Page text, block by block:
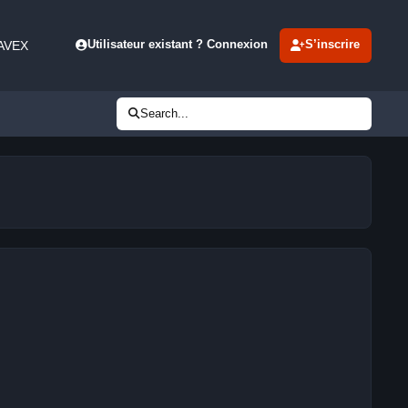
Utilisateur existant ? Connexion S’inscrire
Search...